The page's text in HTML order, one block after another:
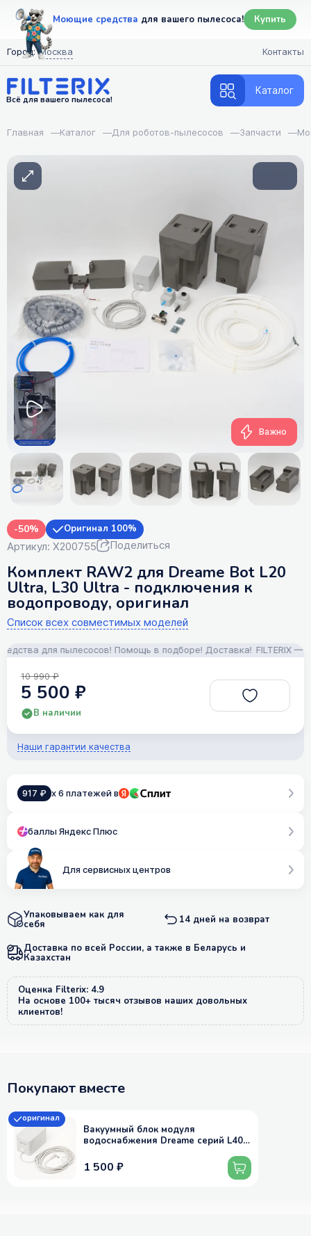
Моющие средства для вашего пылесоса! Купить
Город: Москва Контакты
Всё для вашего пылесоса!
Каталог
Главная —Каталог —Для роботов-пылесосов —Запчасти —
Важно
-50% Оригинал 100%
Артикул: X200755 Поделиться
Комплект RAW2 для Dreame Bot L20
Ultra, L30 Ultra - подключения к
водопроводу, оригинал
Список всех совместимых моделей
для пылесосов! Помощь в подборе! Доставка! FILTERIX —
10 990 ₽
5 500 ₽
В наличии
Наши гарантии качества
917 ₽ x 6 платежей в
баллы Яндекс Плюс
Для сервисных центров
Упаковываем как для
себя 14 дней на возврат
Доставка по всей России, а также в Беларусь и
Казахстан
Оценка Filterix: 4.9
На основе 100+ тысяч отзывов наших довольных
клиентов!
Покупают вместе
Вакуумный блок модуля
водоснабжения Dreame серий L40-
оригинал
1 500 ₽